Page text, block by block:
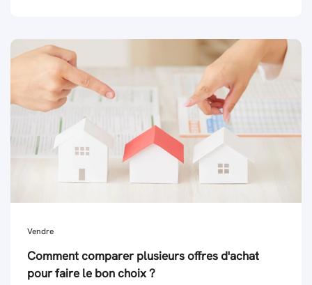
Vendre
Comment comparer plusieurs offres d'achat
pour faire le bon choix ?